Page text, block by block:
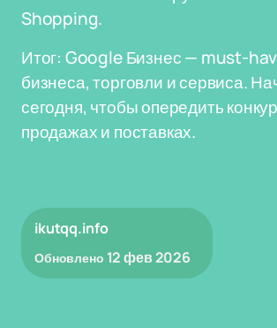
Shopping.
Итог: Google Бизнес — must-
бизнеса, торговли и сервиса.
сегодня, чтобы опередить
продажах и поставках.
ikutqq.info
Обновлено 12 фев 2026